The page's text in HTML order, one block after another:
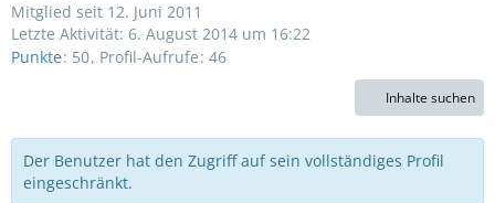
Mitglied seit 12. Juni 2011
Letzte Aktivität: 6. August 2014 um 16:22
Punkte 50 Profil-Aufrufe 46
Inhalte suchen
Der Benutzer hat den Zugriff auf sein vollständiges Profil
eingeschränkt.